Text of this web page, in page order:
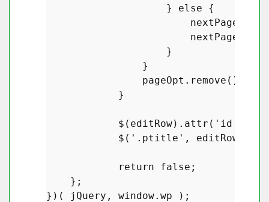
                    }
else {
                        nextPage.
nextPage =
                    }
                }
                pageOpt.
remove ();
            }
            $(editRow).
attr ( 'id'
            $(
'.ptitle' , editRow).
return false ;
    };
})( jQuery, window. wp